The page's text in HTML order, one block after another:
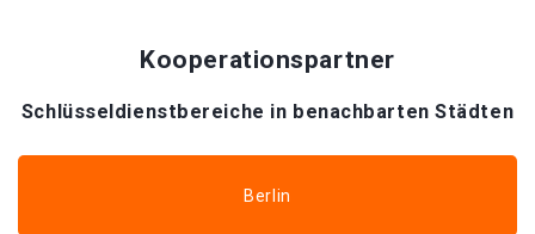
Kooperationspartner
Schlüsseldienstbereiche in benachbarten Städten
Berlin